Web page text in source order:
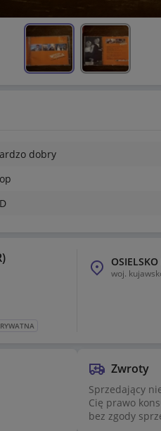
dobry
woj.
Zwroty
Sprzedający
Cię prawo
bez zgody